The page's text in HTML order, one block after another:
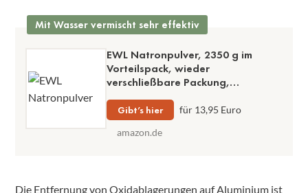
Mit Wasser vermischt sehr effektiv
EWL Natronpulver, 2350 g im
Vorteilspack, wieder
verschließbare Packung,
Lebensmittelqualität, Backsoda in
Pulverform
Gibt’s hier
für 13,95 Euro
amazon.de
Die Entfernung von Oxidablagerungen auf Aluminium ist